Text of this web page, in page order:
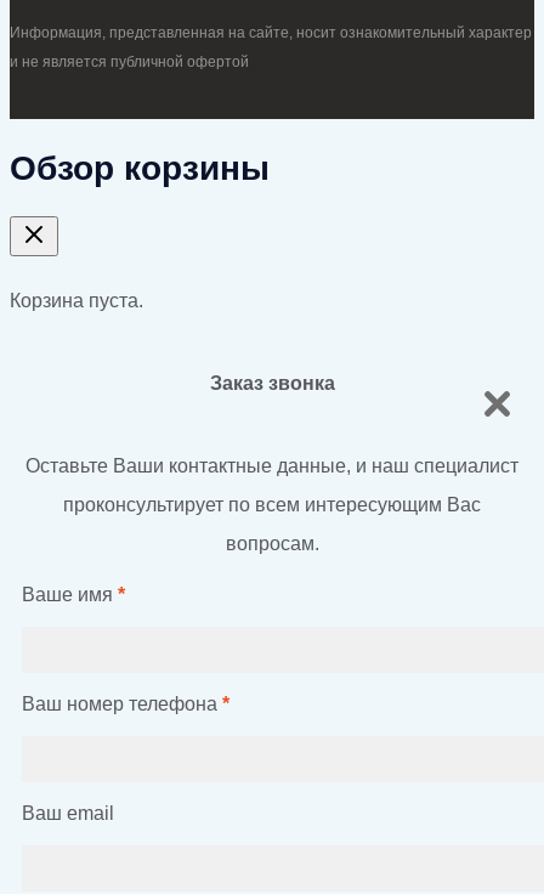
Информация, представленная на сайте, носит ознакомительный характер
и не является публичной офертой
Обзор корзины
Корзина пуста.
Заказ звонка
Оставьте Ваши контактные данные, и наш специалист
проконсультирует по всем интересующим Вас
вопросам.
Ваше имя *
Ваш номер телефона *
Ваш email